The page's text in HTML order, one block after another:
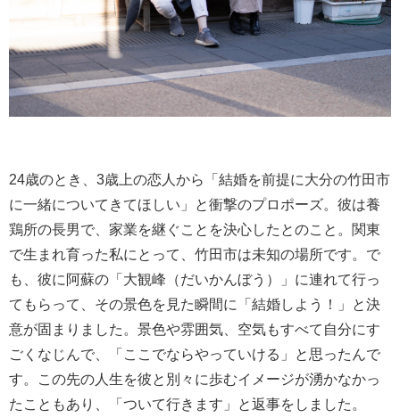
24歳のとき、3歳上の恋人から「結婚を前提に大分の竹田市
に一緒についてきてほしい」と衝撃のプロポーズ。彼は養
鶏所の長男で、家業を継ぐことを決心したとのこと。関東
で生まれ育った私にとって、竹田市は未知の場所です。で
も、彼に阿蘇の「大観峰（だいかんぼう）」に連れて行っ
てもらって、その景色を見た瞬間に「結婚しよう！」と決
意が固まりました。景色や雰囲気、空気もすべて自分にす
ごくなじんで、「ここでならやっていける」と思ったんで
す。この先の人生を彼と別々に歩むイメージが湧かなかっ
たこともあり、「ついて行きます」と返事をしました。